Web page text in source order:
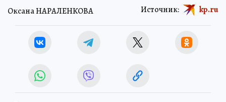
Оксана НАРАЛЕНКОВА Источник: kp.ru